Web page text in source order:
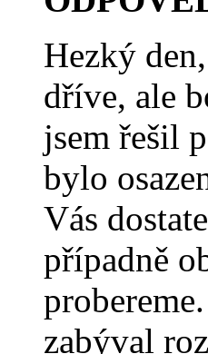
Hezký
dříve, ale
jsem řešil
bylo
Vás
případně
zabýval